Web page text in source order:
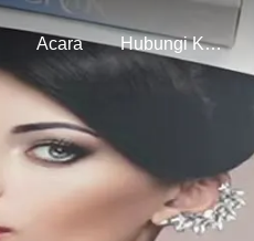
Acara Hubungi Kami